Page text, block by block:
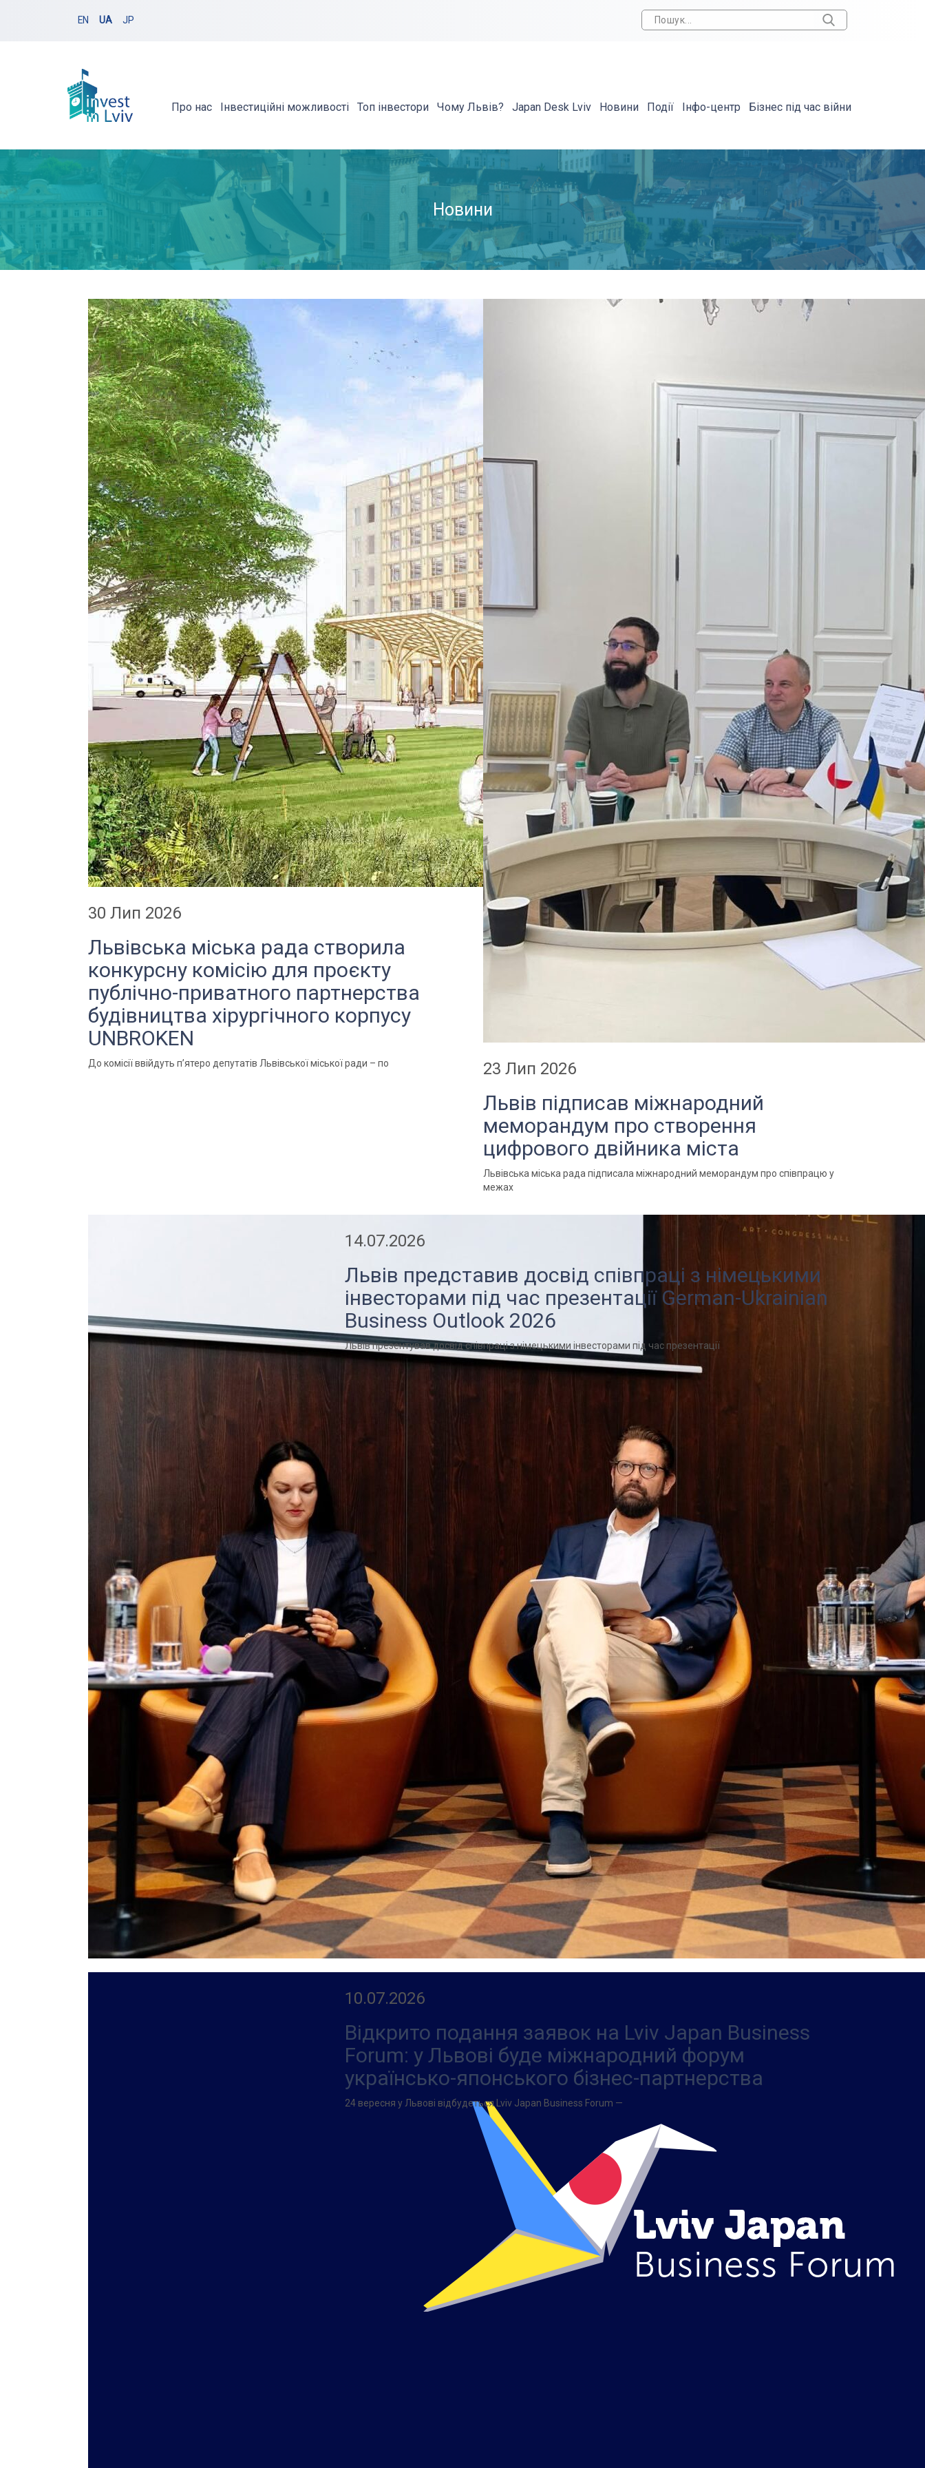
EN UA JP
Про нас Інвестиційні можливості Топ інвестори Чому Львів? Japan Desk Lviv Новини Події Інфо-центр Бізнес під час війни
Новини
30 Лип 2026
Львівська міська рада створила
конкурсну комісію для проєкту
публічно-приватного партнерства
будівництва хірургічного корпусу
UNBROKEN
До комісії ввійдуть п’ятеро депутатів Львівської міської ради – по 23 Лип 2026
Львів підписав міжнародний
меморандум про створення
цифрового двійника міста
Львівська міська рада підписала міжнародний меморандум про співпрацю у
межах
14.07.2026
Львів представив досвід співпраці з німецькими
інвесторами під час презентації German-Ukrainian
Business Outlook 2026
Львів презентував досвід співпраці з німецькими інвесторами під час презентації
10.07.2026
Відкрито подання заявок на Lviv Japan Business
Forum: у Львові буде міжнародний форум
українсько-японського бізнес-партнерства
24 вересня у Львові відбудеться Lviv Japan Business Forum —